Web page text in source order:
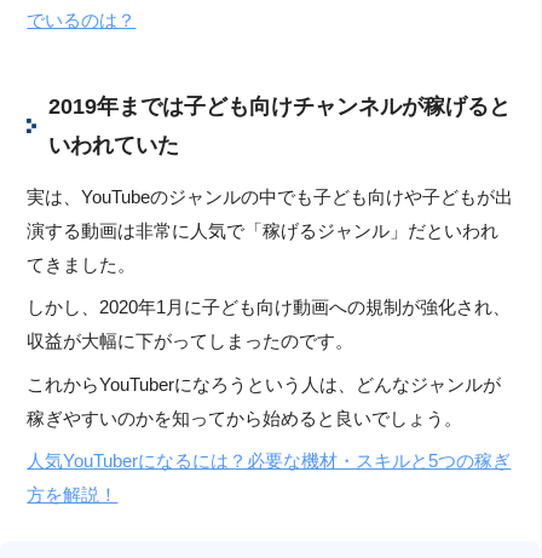
でいるのは？
2019年までは子ども向けチャンネルが稼げると
いわれていた
実は、YouTubeのジャンルの中でも子ども向けや子どもが出
演する動画は非常に人気で「稼げるジャンル」だといわれ
てきました。
しかし、2020年1月に子ども向け動画への規制が強化され、
収益が大幅に下がってしまったのです。
これからYouTuberになろうという人は、どんなジャンルが
稼ぎやすいのかを知ってから始めると良いでしょう。
人気YouTuberになるには？必要な機材・スキルと5つの稼ぎ
方を解説！